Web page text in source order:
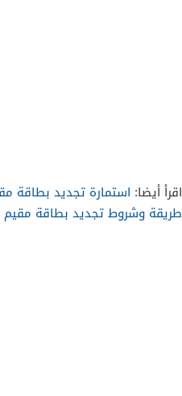
اقرأ أيضا: استمارة تجديد بطاقة
طريقة وشروط تجديد بطاقة مقيم